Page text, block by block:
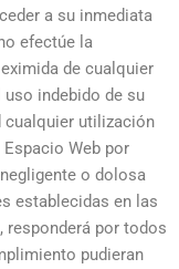
a su inmediata
efectúe la
de cualquier
uso indebido de su
cualquier utilización
Web por
o dolosa
establecidas en las
responderá por todos
pudieran